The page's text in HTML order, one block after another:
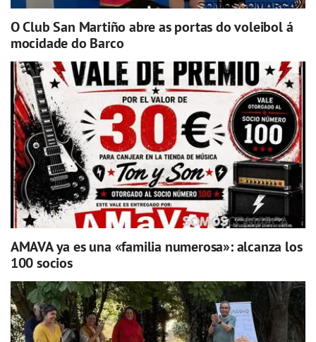
O Club San Martiño abre as portas do voleibol á
mocidade do Barco
AMAVA ya es una «familia numerosa»: alcanza los
100 socios